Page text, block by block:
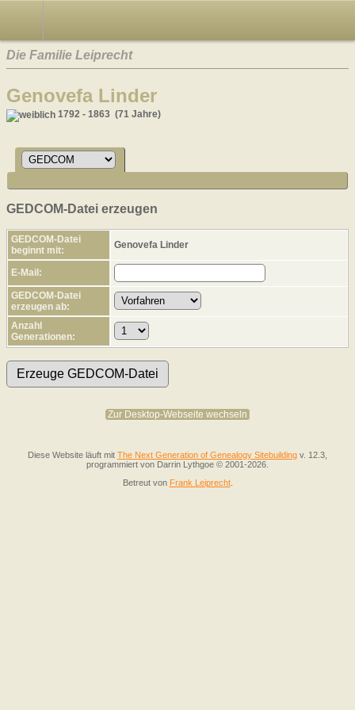
Die Familie Leiprecht
Genovefa Linder
1792 - 1863 (71 Jahre)
GEDCOM-Datei erzeugen
GEDCOM-Datei
beginnt mit:
Genovefa Linder
E-Mail:
GEDCOM-Datei
erzeugen ab:
Anzahl
Generationen:
Zur Desktop-Webseite wechseln
Diese Website läuft mit The Next Generation of Genealogy Sitebuilding v. 12.3,
programmiert von Darrin Lythgoe © 2001-2026.
Betreut von Frank Leiprecht.